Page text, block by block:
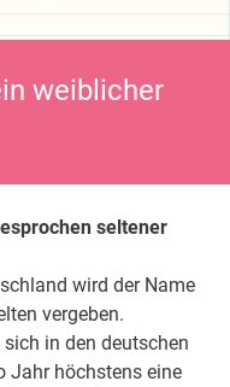
weiblicher
seltener
wird der Name
vergeben.
in den deutschen
Jahr höchstens eine